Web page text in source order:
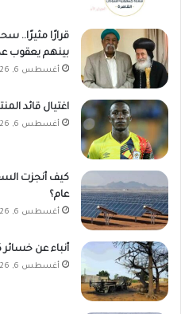
بينهم يعقوب
أغسطس 6, 2026
اغتيال قائد
أغسطس 6, 2026
كيف أنجزت
عام؟
أغسطس 6, 2026
أنباء عن خسائر
أغسطس 6, 2026